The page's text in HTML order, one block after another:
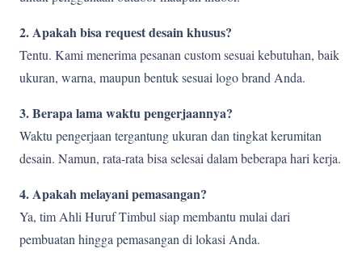
2. Apakah bisa request desain khusus?
Tentu. Kami menerima pesanan custom sesuai kebutuhan, baik
ukuran, warna, maupun bentuk sesuai logo brand Anda.
3. Berapa lama waktu pengerjaannya?
Waktu pengerjaan tergantung ukuran dan tingkat kerumitan
desain. Namun, rata-rata bisa selesai dalam beberapa hari kerja.
4. Apakah melayani pemasangan?
Ya, tim Ahli Huruf Timbul siap membantu mulai dari
pembuatan hingga pemasangan di lokasi Anda.